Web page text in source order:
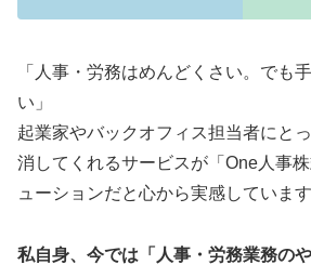
「人事・労務はめんどくさい。でも
い」
起業家やバックオフィス担当者にと
消してくれるサービスが「One人事
ューションだと心から実感しています
私自身、今では「人事・労務業務の